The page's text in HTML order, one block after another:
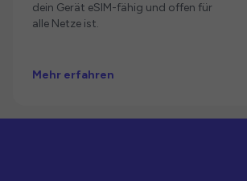
dein Gerät eSIM-fähig und offen für
alle Netze ist.
Mehr erfahren